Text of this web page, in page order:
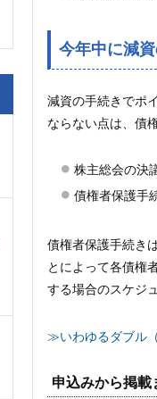
今年中に減
減資の手続きでポ
ならない点は、債
株主総会の決
債権者保護手
債権者保護手続き
とによって各債権
する場合のスケジ
≫いわゆるダブル
申込みから掲載